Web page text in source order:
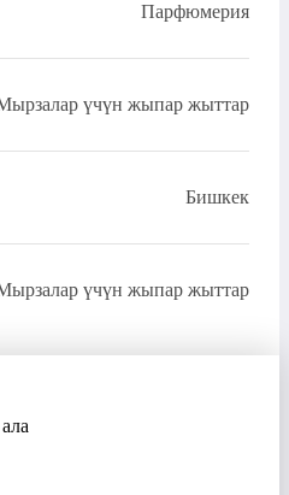
Парфюмерия
үчүн жыпар жыттар
Бишкек
үчүн жыпар жыттар